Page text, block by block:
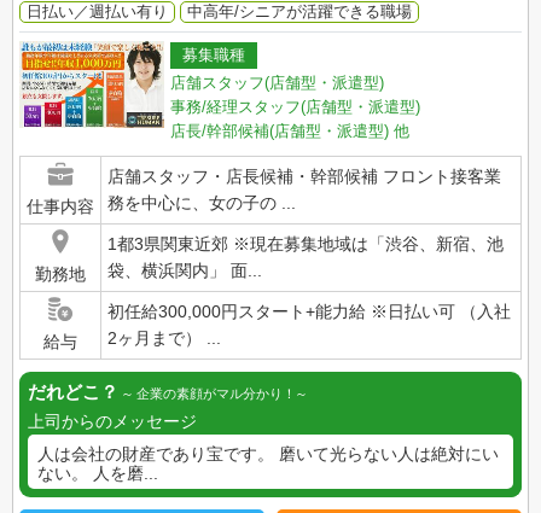
日払い／週払い有り
中高年/シニアが活躍できる職場
募集職種
店舗スタッフ(店舗型・派遣型)
事務/経理スタッフ(店舗型・派遣型)
店長/幹部候補(店舗型・派遣型) 他
仕事内容
店舗スタッフ・店長候補・幹部候補 フロント接客業
務を中心に、女の子の ...
勤務地
1都3県関東近郊 ※現在募集地域は「渋谷、新宿、池
袋、横浜関内」 面...
給与
初任給300,000円スタート+能力給 ※日払い可 （入社
2ヶ月まで） ...
だれどこ？ 企業の素顔がマル分かり！
上司からのメッセージ
人は会社の財産であり宝です。 磨いて光らない人は絶対にい
ない。 人を磨...